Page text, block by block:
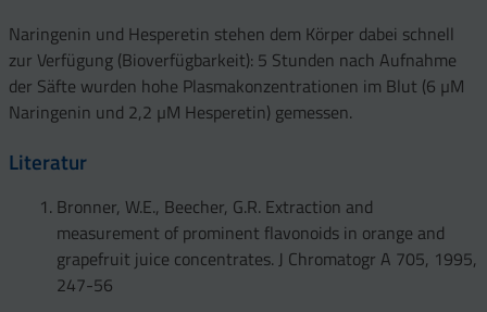
Naringenin und Hesperetin stehen dem Körper dabei schnell
zur Verfügung (Bioverfügbarkeit): 5 Stunden nach Aufnahme
der Säfte wurden hohe Plasmakonzentrationen im Blut (6 µM
Naringenin und 2,2 µM Hesperetin) gemessen.
Literatur
Bronner, W.E., Beecher, G.R. Extraction and
measurement of prominent flavonoids in orange and
grapefruit juice concentrates. J Chromatogr A 705, 1995,
247-56